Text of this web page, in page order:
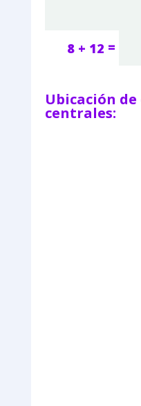
8 + 12 =
Ubicación
centrales: